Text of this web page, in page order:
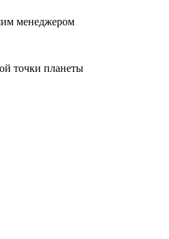
менеджером
точки планеты